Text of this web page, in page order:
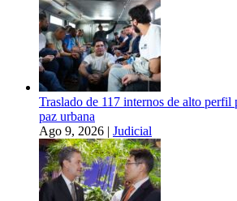
Traslado de 117 internos de alto perfil
paz urbana
Ago 9, 2026 | Judicial